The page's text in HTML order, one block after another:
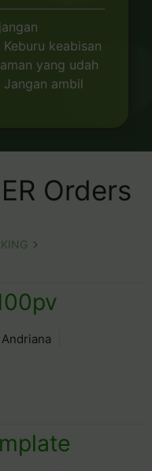
keabisan
yang udah
ambil
ER Orders